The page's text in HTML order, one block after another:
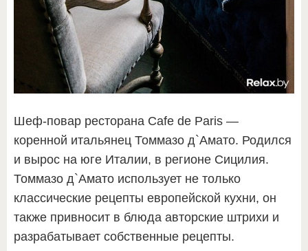
Шеф-повар ресторана Cafe de Paris —
коренной итальянец Томмазо д`Амато. Родился
и вырос на юге Италии, в регионе Сицилия.
Томмазо д`Амато использует не только
классические рецепты европейской кухни, он
также привносит в блюда авторские штрихи и
разрабатывает собственные рецепты.